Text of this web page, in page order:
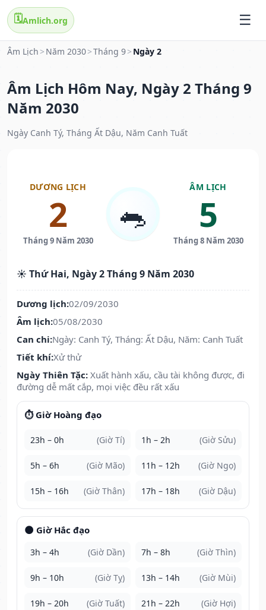
🗓️Amlich.org
Âm Lịch > Năm 2030>Tháng 9> Ngày 2
Âm Lịch Hôm Nay, Ngày 2 Tháng 9
Năm 2030
Ngày Canh Tý, Tháng Ất Dậu, Năm Canh Tuất
DƯƠNG LỊCH
2
Tháng 9 Năm 2030
🐀
ÂM LỊCH
5
Tháng 8 Năm 2030
☀️ Thứ Hai, Ngày 2 Tháng 9 Năm 2030
Dương lịch:02/09/2030
Âm lịch:05/08/2030
Can chi:Ngày: Canh Tý, Tháng: Ất Dậu, Năm: Canh Tuất
Tiết khí:Xử thử
Ngày Thiên Tặc: Xuất hành xấu, cầu tài không được, đi
đường dễ mất cắp, mọi việc đều rất xấu
⏱️ Giờ Hoàng đạo
23h – 0h (Giờ Tí) 1h – 2h (Giờ Sửu)
5h – 6h (Giờ Mão) 11h – 12h (Giờ Ngọ)
15h – 16h (Giờ Thân) 17h – 18h (Giờ Dậu)
🌑 Giờ Hắc đạo
3h – 4h (Giờ Dần) 7h – 8h (Giờ Thìn)
9h – 10h (Giờ Tỵ) 13h – 14h (Giờ Mùi)
19h – 20h (Giờ Tuất) 21h – 22h (Giờ Hợi)